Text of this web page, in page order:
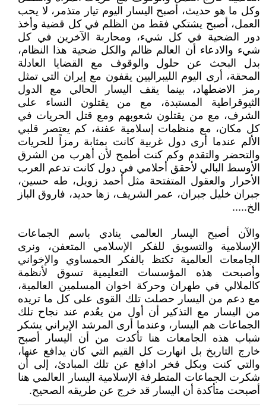
وكل ما هو حديث، أصبح اليسار اليوم تيار متذمر، لا يحب
العمل، أصبح يشتكي فقط من الظلم في كل قضية وأخذ
دور الضحية في كل شيء، ومحاربة الآخرين في كل
شيء والادعاء أن العالم ظالم والكل ضحية هذا النظام،
بدل البحث عن حلول والوقوف مع القضايا العادلة
المحقة، أرى اليوم الليبراليين يقفون مع إيران التي تمثل
رمز الاضطهاد، بينما يقف اليسار الحالي مع الدول
الثيوقراطية المستبدة، مع من يقتلون النساء على
الشرف، مع من يقتلون شعوبهم ومع قتل الحريات في
كل مكان، مع منظمات إسلامية عفنة، كم يعتصر قلبي
الألم عندما أرى دول غربية كانت بمثابة رمزاً للحريات
والتحضر والتقدم وكم كنت أطمح لأن أهرب من الشرق
الأوسط البالي لأحقق أحلامي في دول كانت تدعم العرب
الأحرار والعقول المتفتحة مثل أحمد زويل، طه حسين،
جبران خليل جبران، عمر الشريف، زها حديد، فاروق الباز
الخ.....
والآن أصبح اليسار العالمي ينادي باسم الجماعات
الإسلامية والتسويق للفكر الإسلامي المتعفن، ونرى
الجامعات العالمية تكتظ بالفكر الحمساوي والإخواني
وأصبحت هذه المؤسسات التعليمية تسوق لأنظمة
كالملالي في طهران وحركة اخوان المسلمين العالمية،
مع دعم من اليسار حصلت تلك القوى على كل ما تريده
من اليسار مع التذكير أن أول من يعُدم عند نجاح تلك
الجماعات هم اليسار، وعندما أرى المرشد الإيراني يشكر
شباب هذه الجامعات هنا تأكدت من أن اليسار أصبح
خارج التاريخ بل انهارت كل القيم التي كان يدافع عنها،
والتي كنت وبكل فخر ادافع عن تلك المبادئ، إلى أن
شكرت الجماعات المتطرفة الإسلامية اليسار العالمي هنا
أصبحت متأكدة أن اليسار قد خرج عن طريقه الصحيح.